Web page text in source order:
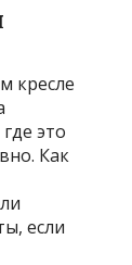
кресле
это
Как
если